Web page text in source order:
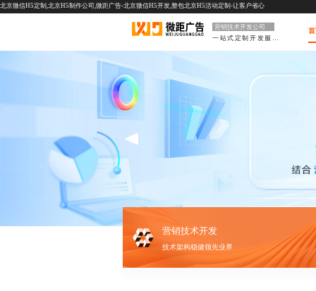
北京微信H5定制,北京H5制作公司,微距广告-北京微信H5开发,整包北京H5活动定制-让客户省心
营销技术开发公司
营销技术开发
技术架构稳健领先业界